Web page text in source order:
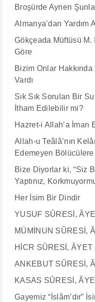
Broşürde Aynen
Almanya’dan Yardım
Gökçeada Müftüsü M.
Göre
Bizim Onlar Hakkında
Vardı
Sık Sık Sorulan Bir
İtham Edilebilir mi?
Hazret-i Allah’a İman
Allah-u Teâlâ’nın
Edemeyen
Bize Diyorlar ki, “Siz
Yaptınız,
Her İsim Bir Dindir
YUSUF SÛRESİ,
MÜMİNUN SÛRESİ,
HİCR SÛRESİ, ÂYET
ANKEBUT SÛRESİ,
​​​​​​​KASAS SÛRESİ,
Gayemiz “İslâm’dır”